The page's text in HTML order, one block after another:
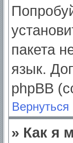
пакета
язык.
phpBB
Вернуться
» Как я